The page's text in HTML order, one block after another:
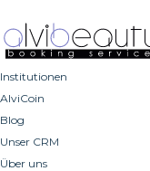
Institutionen
AlviCoin
Blog
Unser CRM
Über uns